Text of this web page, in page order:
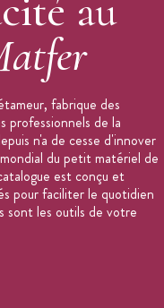
fabrique des
professionnels de la
n'a de cesse d'innover
du petit matériel de
est conçu et
pour faciliter le quotidien
sont les outils de votre